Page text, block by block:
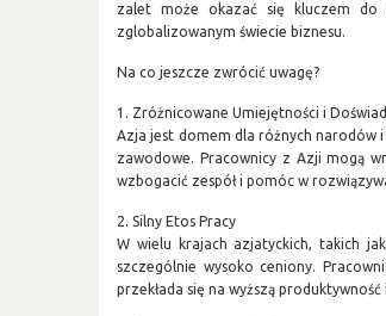
zalet może okazać się kluczem do
zglobalizowanym świecie biznesu.
Na co jeszcze zwrócić uwagę?
1. Zróżnicowane Umiejętności i
Azja jest domem dla różnych narodów
zawodowe. Pracownicy z Azji mogą
wzbogacić zespół i pomóc w
2. Silny Etos Pracy
W wielu krajach azjatyckich, takich
szczególnie wysoko ceniony.
przekłada się na wyższą